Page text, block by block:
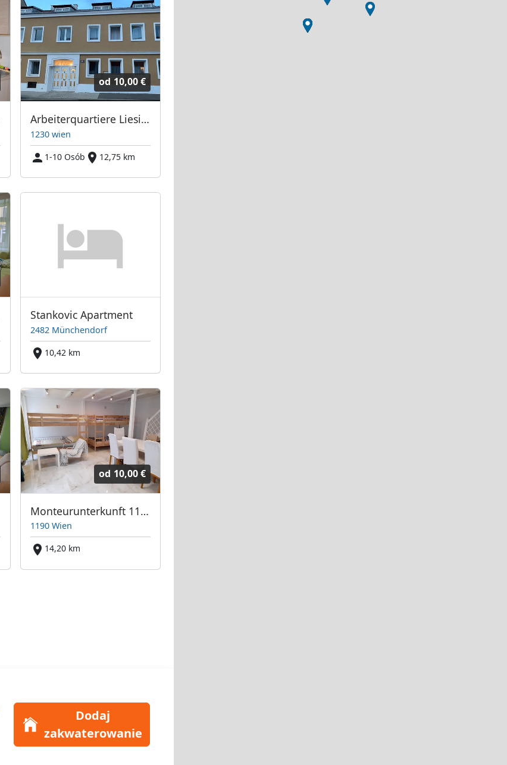
od 10,00 €
Arbeiterquartiere Liesing
1230 wien
1-10 Osób
12,75 km
Stankovic Apartment
2482 Münchendorf
10,42 km
od 10,00 €
Monteurunterkunft 1190 Wien
1190 Wien
14,20 km
Dodaj
zakwaterowanie